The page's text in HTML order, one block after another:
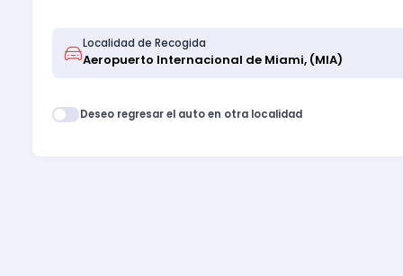
Localidad de Recogida
Deseo regresar el auto en otra localidad